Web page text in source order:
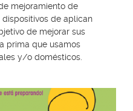
mejoramiento de
de aplican
de mejorar sus
prima que usamos
y/o domésticos.